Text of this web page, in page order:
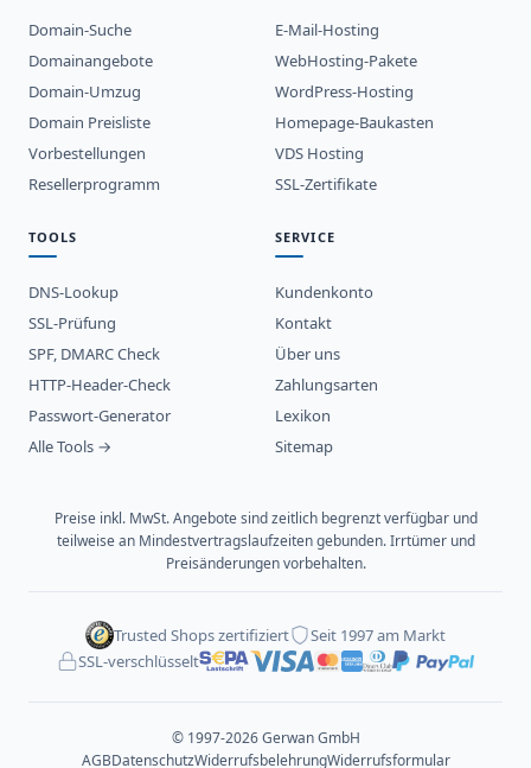
Domain-Suche
Domainangebote
Domain-Umzug
Domain Preisliste
Vorbestellungen
Resellerprogramm
E-Mail-Hosting
WebHosting-Pakete
WordPress-Hosting
Homepage-Baukasten
VDS Hosting
SSL-Zertifikate
TOOLS
DNS-Lookup
SSL-Prüfung
SPF, DMARC Check
HTTP-Header-Check
Passwort-Generator
Alle Tools →
SERVICE
Kundenkonto
Kontakt
Über uns
Zahlungsarten
Lexikon
Sitemap
Preise inkl. MwSt. Angebote sind zeitlich begrenzt verfügbar und
teilweise an Mindestvertragslaufzeiten gebunden. Irrtümer und
Preisänderungen vorbehalten.
Trusted Shops zertifiziert
Seit 1997 am Markt
SSL-verschlüsselt
© 1997-2026 Gerwan GmbH
AGBDatenschutzWiderrufsbelehrungWiderrufsformular